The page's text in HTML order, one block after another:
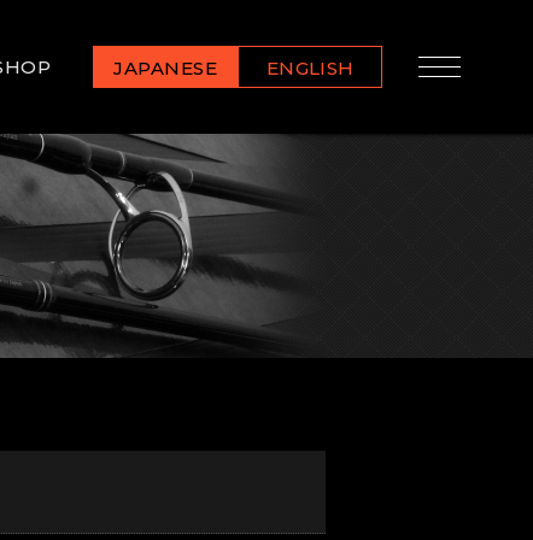
JAPANESE ENGLISH